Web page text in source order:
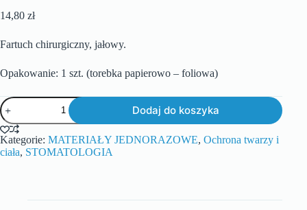
14,80 zł
Fartuch chirurgiczny, jałowy.
Opakowanie: 1 szt. (torebka papierowo – foliowa)
Dodaj do koszyka
Kategorie: MATERIAŁY JEDNORAZOWE, Ochrona twarzy i
ciała, STOMATOLOGIA